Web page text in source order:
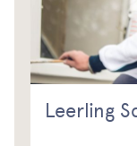
Leerling